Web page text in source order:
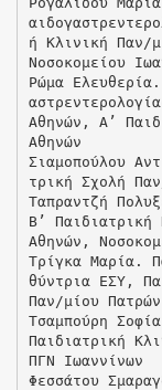
ή Κλινική Παν/
Νοσοκομείου
Ρώμα
Αθηνών, Α’
Αθηνών
Σιαμοπούλου
τρική Σχολή
Ταπραντζή
Β’ Παιδιατρική
Αθηνών,
Τρίγκα Μαρία.
θύντρια ΕΣΥ,
Παν/μίου
Τσαμπούρη
Παιδιατρική
ΠΓΝ Ιωαννίνων
Φεσσάτου